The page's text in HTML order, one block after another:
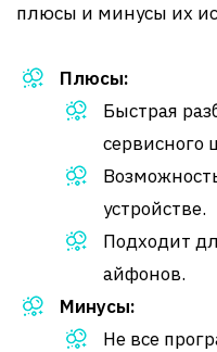
плюсы и минусы их
Плюсы:
Быстрая
сервисного
устройстве.
Подходит
айфонов.
Минусы:
Не все